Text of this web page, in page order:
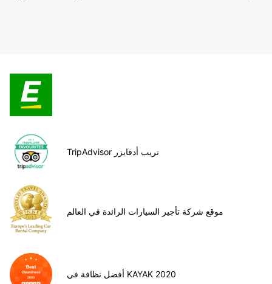
TripAdvisor تريب أدفايزر
موقع شركة تأجير السيارات الرائدة في العالم
أفضل نظافة في KAYAK 2020